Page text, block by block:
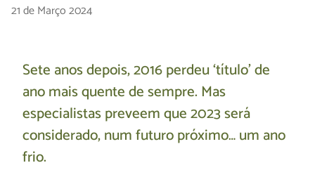
21 de Março 2024
Sete anos depois, 2016 perdeu ‘título’ de
ano mais quente de sempre. Mas
especialistas preveem que 2023 será
considerado, num futuro próximo… um ano
frio.